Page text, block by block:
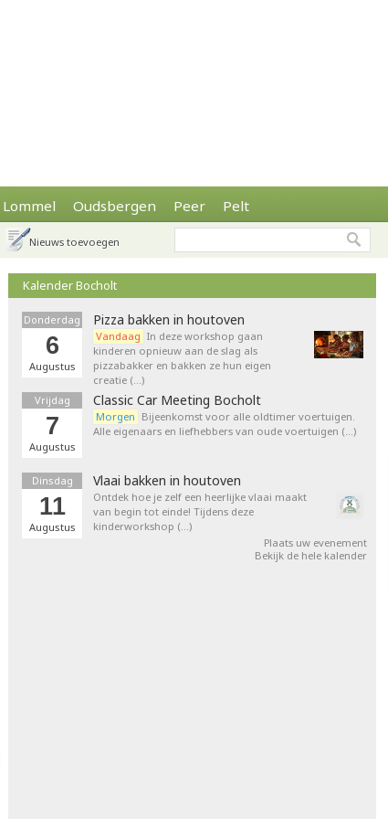
Lommel Oudsbergen Peer Pelt
Nieuws toevoegen
Kalender Bocholt
Donderdag
6
Augustus
Pizza bakken in houtoven
Vandaag In deze workshop gaan
kinderen opnieuw aan de slag als
pizzabakker en bakken ze hun eigen
creatie (…)
Vrijdag
7
Augustus
Classic Car Meeting Bocholt
Morgen Bijeenkomst voor alle oldtimer voertuigen.
Alle eigenaars en liefhebbers van oude voertuigen (…)
Dinsdag
11
Augustus
Vlaai bakken in houtoven
Ontdek hoe je zelf een heerlijke vlaai maakt
van begin tot einde! Tijdens deze
kinderworkshop (…)
Plaats uw evenement
Bekijk de hele kalender